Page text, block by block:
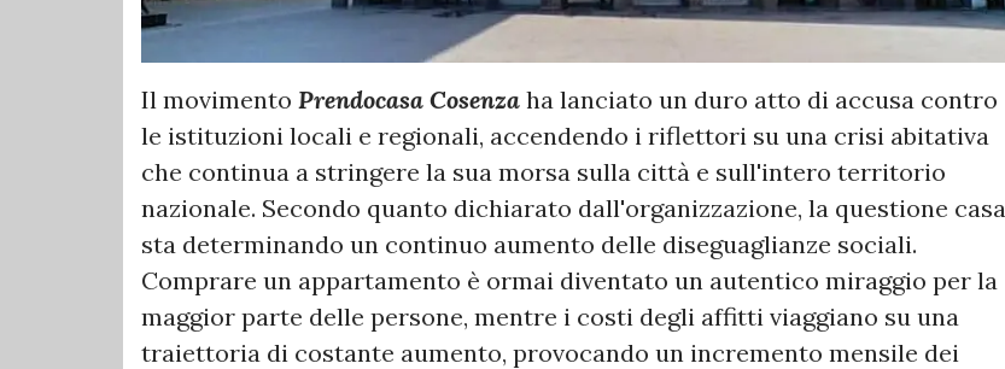
Il movimento Prendocasa Cosenza ha lanciato un duro atto di accusa contro
le istituzioni locali e regionali, accendendo i riflettori su una crisi abitativa
che continua a stringere la sua morsa sulla città e sull'intero territorio
nazionale. Secondo quanto dichiarato dall'organizzazione, la questione casa
sta determinando un continuo aumento delle diseguaglianze sociali.
Comprare un appartamento è ormai diventato un autentico miraggio per la
maggior parte delle persone, mentre i costi degli affitti viaggiano su una
traiettoria di costante aumento, provocando un incremento mensile dei